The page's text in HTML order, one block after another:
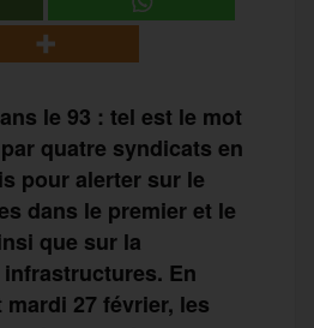
le 93 : tel est le mot
quatre syndicats en
pour alerter sur le
dans le premier et le
que sur la
En
27 février, les